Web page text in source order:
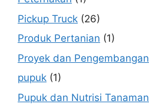
Pickup Truck (26)
Produk Pertanian (1)
Proyek dan Pengembangan
pupuk (1)
Pupuk dan Nutrisi Tanaman